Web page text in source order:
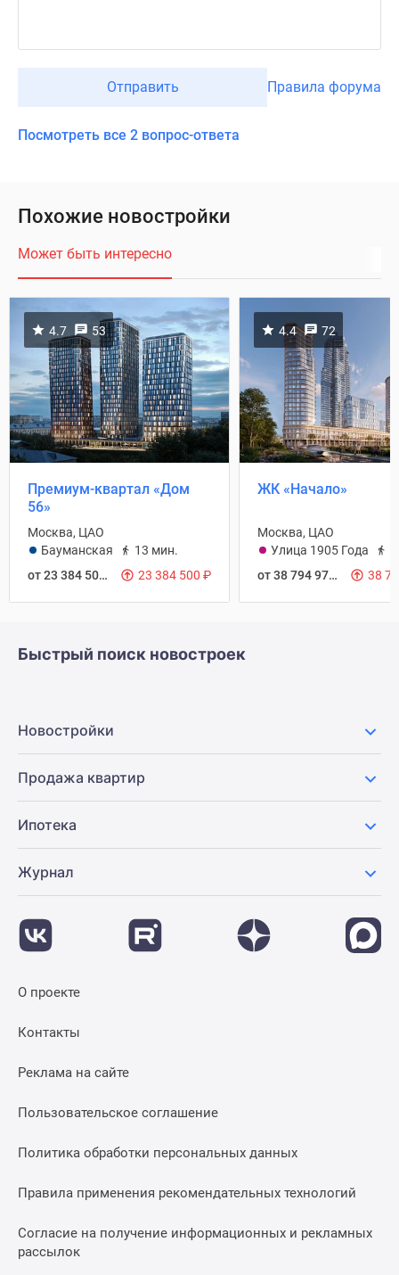
Отправить Правила форума
Посмотреть все 2 вопрос-ответа
Похожие новостройки
Может быть интересно
4.7 53
Премиум-квартал «Дом
56»
Москва, ЦАО
Бауманская
13 мин.
от 23 384 500
23 384 500 ₽
4.4 72
ЖК «Начало»
Москва, ЦАО
Улица 1905 Года
от 38 794 976
38
Быстрый поиск новостроек
Новостройки
Продажа квартир
Ипотека
Журнал
О проекте
Контакты
Реклама на сайте
Пользовательское соглашение
Политика обработки персональных данных
Правила применения рекомендательных технологий
Согласие на получение информационных и рекламных
рассылок